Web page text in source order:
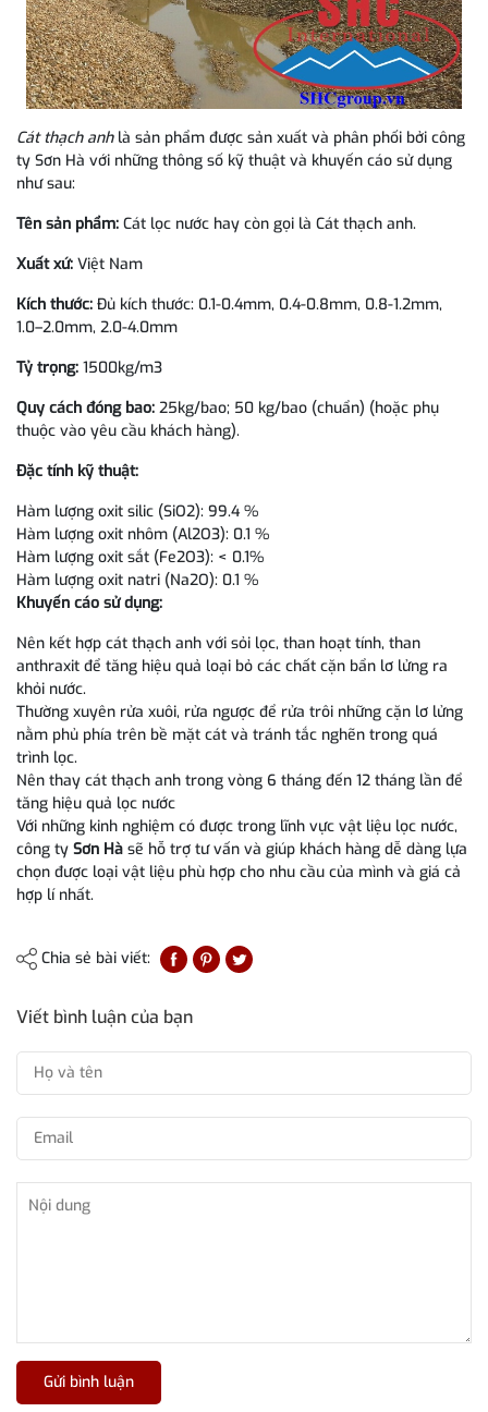
Cát thạch anhlà sản phẩm được sản xuất và phân phối bởi công
ty Sơn Hà với những thông số kỹ thuật và khuyến cáo sử dụng
như sau:
Tên sản phẩm: Cát lọc nước hay còn gọi là Cát thạch anh.
Xuất xứ: Việt Nam
Kích thước: Đủ kích thước: 0.1-0.4mm, 0.4-0.8mm, 0.8-1.2mm,
1.0–2.0mm, 2.0-4.0mm
Tỷ trọng: 1500kg/m3
Quy cách đóng bao: 25kg/bao; 50 kg/bao (chuẩn) (hoặc phụ
thuộc vào yêu cầu khách hàng).
Đặc tính kỹ thuật:
Hàm lượng oxit silic (SiO2): 99.4 %
Hàm lượng oxit nhôm (Al2O3): 0.1 %
Hàm lượng oxit sắt (Fe2O3): < 0.1%
Hàm lượng oxit natri (Na2O): 0.1 %
Khuyến cáo sử dụng:
Nên kết hợp cát thạch anh với sỏi lọc, than hoạt tính, than
anthraxit để tăng hiệu quả loại bỏ các chất cặn bẩn lơ lửng ra
khỏi nước.
Thường xuyên rửa xuôi, rửa ngược để rửa trôi những cặn lơ lửng
nằm phủ phía trên bề mặt cát và tránh tắc nghẽn trong quá
trình lọc.
Nên thay cát thạch anh trong vòng 6 tháng đến 12 tháng lần để
tăng hiệu quả lọc nước
Với những kinh nghiệm có được trong lĩnh vực vật liệu lọc nước,
công ty Sơn Hà sẽ hỗ trợ tư vấn và giúp khách hàng dễ dàng lựa
chọn được loại vật liệu phù hợp cho nhu cầu của mình và giá cả
hợp lí nhất.
Chia sẻ bài viết:
Viết bình luận của bạn
Gửi bình luận